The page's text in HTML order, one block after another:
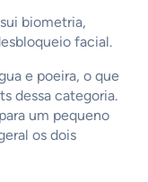
biometria,
facial.
e poeira, o que
dessa categoria.
um pequeno
os dois